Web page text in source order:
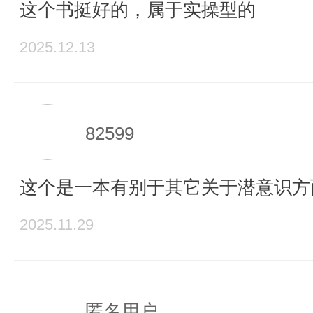
这个书挺好的，属于实操型的
2025.12.13
82599
这个是一本有别于其它关于潜意识方
2025.11.29